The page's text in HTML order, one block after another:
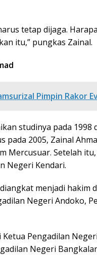
tetap dijaga.
itu,” pungkas Zainal.
Pimpin Rakor
studinya pada
pada 2005, Zainal
Mercusuar. Setelah
Negeri Kendari.
menjadi hakim
Negeri Andoko,
Pengadilan
Negeri